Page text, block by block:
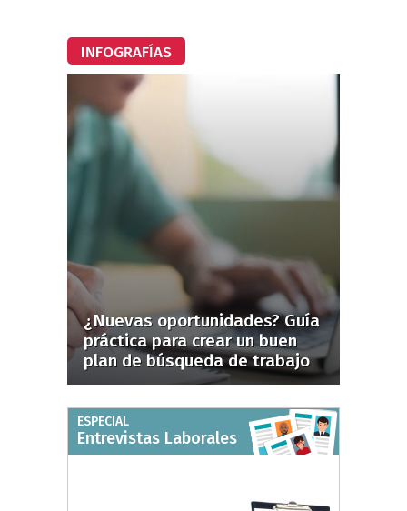
INFOGRAFÍAS
¿Nuevas oportunidades? Guía
práctica para crear un buen
plan de búsqueda de trabajo
ESPECIAL
Entrevistas Laborales